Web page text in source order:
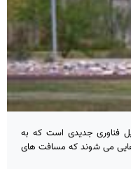
فناوری جدیدی است که به
هایی می شوند که مسافت های